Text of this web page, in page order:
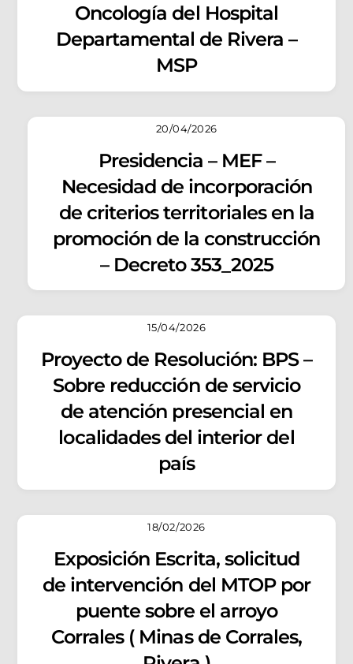
Oncología del Hospital
Departamental de Rivera –
MSP
20/04/2026
Presidencia – MEF –
Necesidad de incorporación
de criterios territoriales en la
promoción de la construcción
– Decreto 353_2025
15/04/2026
Proyecto de Resolución: BPS –
Sobre reducción de servicio
de atención presencial en
localidades del interior del
país
18/02/2026
Exposición Escrita, solicitud
de intervención del MTOP por
puente sobre el arroyo
Corrales ( Minas de Corrales,